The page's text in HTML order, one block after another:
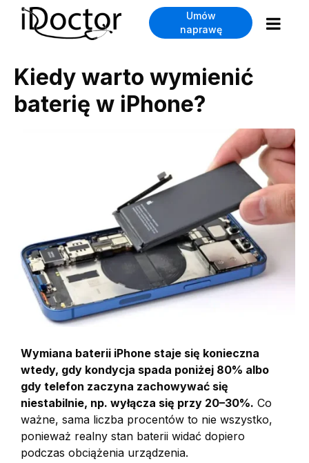
Umów
naprawę
Kiedy warto wymienić
baterię w iPhone?
Wymiana baterii iPhone staje się konieczna
wtedy, gdy kondycja spada poniżej 80% albo
gdy telefon zaczyna zachowywać się
niestabilnie, np. wyłącza się przy 20–30%. Co
ważne, sama liczba procentów to nie wszystko,
ponieważ realny stan baterii widać dopiero
podczas obciążenia urządzenia.